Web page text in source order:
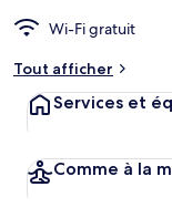
Wi-Fi gratuit
Tout afficher
Services et
Comme à la